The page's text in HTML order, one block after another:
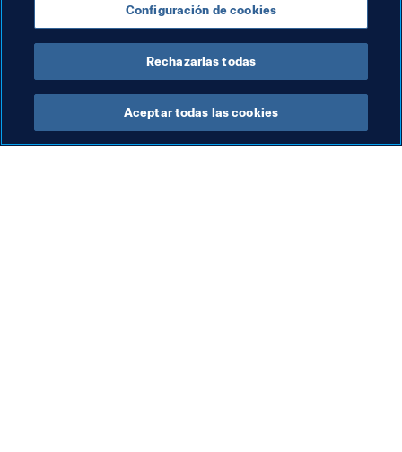
CONMEBOL
Configuración de cookies
Rechazarlas todas
Aceptar todas las cookies